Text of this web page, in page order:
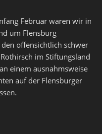
Februar waren wir in
um Flensburg
offensichtlich schwer
im Stiftungsland
einem ausnahmsweise
auf der Flensburger